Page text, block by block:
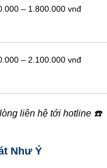
– 1.800.000 vnđ
– 2.100.000 vnđ
liên hệ tới hotline ☎️
Như Ý